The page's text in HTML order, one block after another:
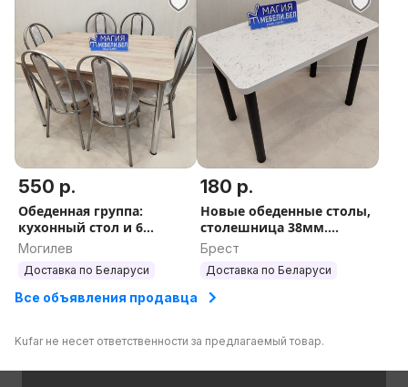
550 р.
Обеденная группа:
кухонный стол и 6
стульев Бесплатная
Могилев
Доставка по Беларуси
180 р.
Новые обеденные столы,
столешница 38мм.
Доставка по РБ
Брест
Доставка по Беларуси
Все объявления продавца
Kufar не несет ответственности за предлагаемый товар.